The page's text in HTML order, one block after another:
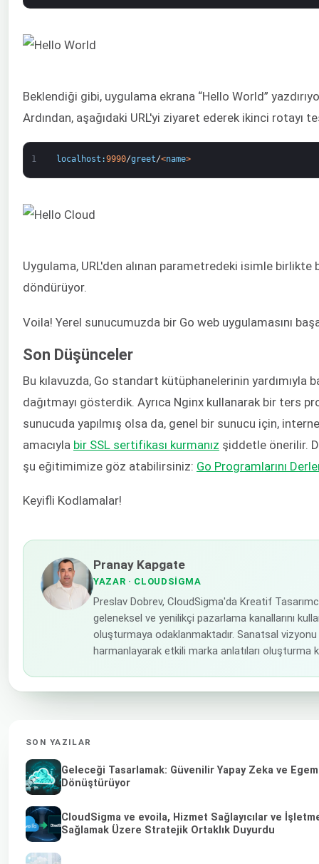
Beklendiği gibi, uygulama ekrana “Hello World”
Ardından, aşağıdaki URL'yi ziyaret ederek ikinci rotayı
1 localhost :9990/greet/<name>
Uygulama, URL'den alınan parametredeki isimle birlikte
döndürüyor.
Voila! Yerel sunucumuzda bir Go web uygulamasını
Son Düşünceler
Bu kılavuzda, Go standart kütüphanelerinin yardımıyla
dağıtmayı gösterdik. Ayrıca Nginx kullanarak bir ters
sunucuda yapılmış olsa da, genel bir sunucu için,
amacıyla bir SSL sertifikası kurmanız şiddetle önerilir.
şu eğitimimize göz atabilirsiniz: Go Programlarını
Keyifli Kodlamalar!
Pranay Kapgate
YAZAR · CLOUDSIGMA
Preslav Dobrev, CloudSigma'da Kreatif
geleneksel ve yenilikçi pazarlama kanallarını
oluşturmaya odaklanmaktadır. Sanatsal
harmanlayarak etkili marka anlatıları oluşturma
SON YAZILAR
Geleceği Tasarlamak: Güvenilir Yapay Zeka ve
Dönüştürüyor
CloudSigma ve evoila, Hizmet Sağlayıcılar ve
Sağlamak Üzere Stratejik Ortaklık Duyurdu